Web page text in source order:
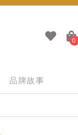
0
品牌故事